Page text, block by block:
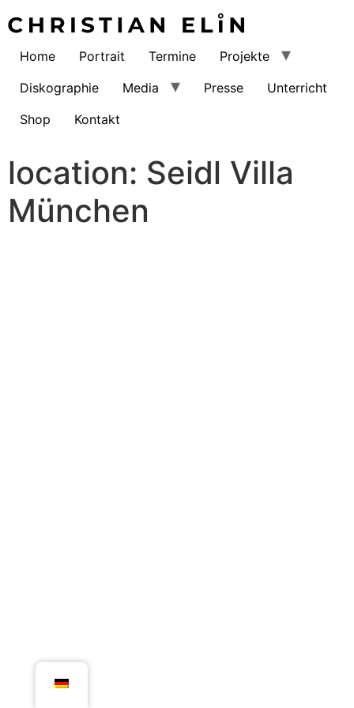
Home Portrait Termine
Projekte
Diskographie
Media Presse
Unterricht
Shop
Kontakt
location: Seidl Villa
München